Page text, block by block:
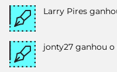
Larry Pires
jonty27 ganhou o